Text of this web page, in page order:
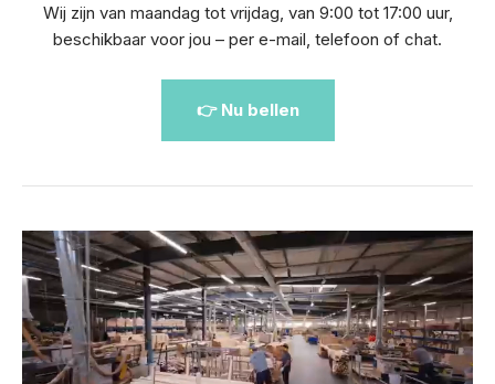
Wij zijn van maandag tot vrijdag, van 9:00 tot 17:00 uur,
beschikbaar voor jou – per e-mail, telefoon of chat.
👉 Nu bellen